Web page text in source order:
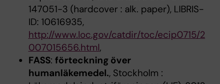
147051-3 (hardcover : alk. paper), LIBRIS-
ID: 10616935,
http://www.loc.gov/catdir/toc/ecip0715/2
007015656.html,
FASS: förteckning över
humanläkemedel., Stockholm :